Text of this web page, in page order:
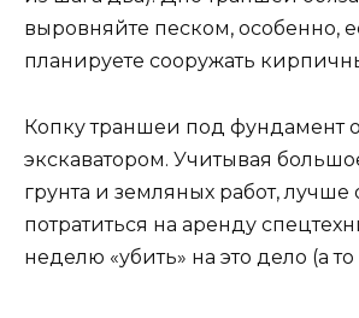
выровняйте песком, особенно,
планируете сооружать
Копку траншеи под фундамент
экскаватором. Учитывая
грунта и земляных работ, лучше
потратиться на аренду
неделю «убить» на это дело (а